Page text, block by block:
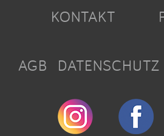
KONTAKT
AGB DATENSCHUTZ